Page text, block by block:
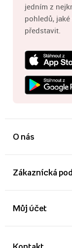
jedním z
pohledů,
představit.
O nás
Zákaznícká
Můj účet